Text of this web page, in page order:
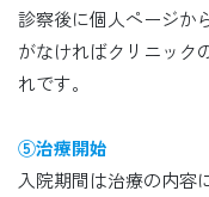
診察後に個人ページか
がなければクリニック
れです。
⑤治療開始
入院期間は治療の内容